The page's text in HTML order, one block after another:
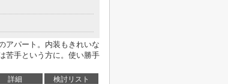
アパート。内装もきれいな
苦手という方に。使い勝手
詳細
検討リスト